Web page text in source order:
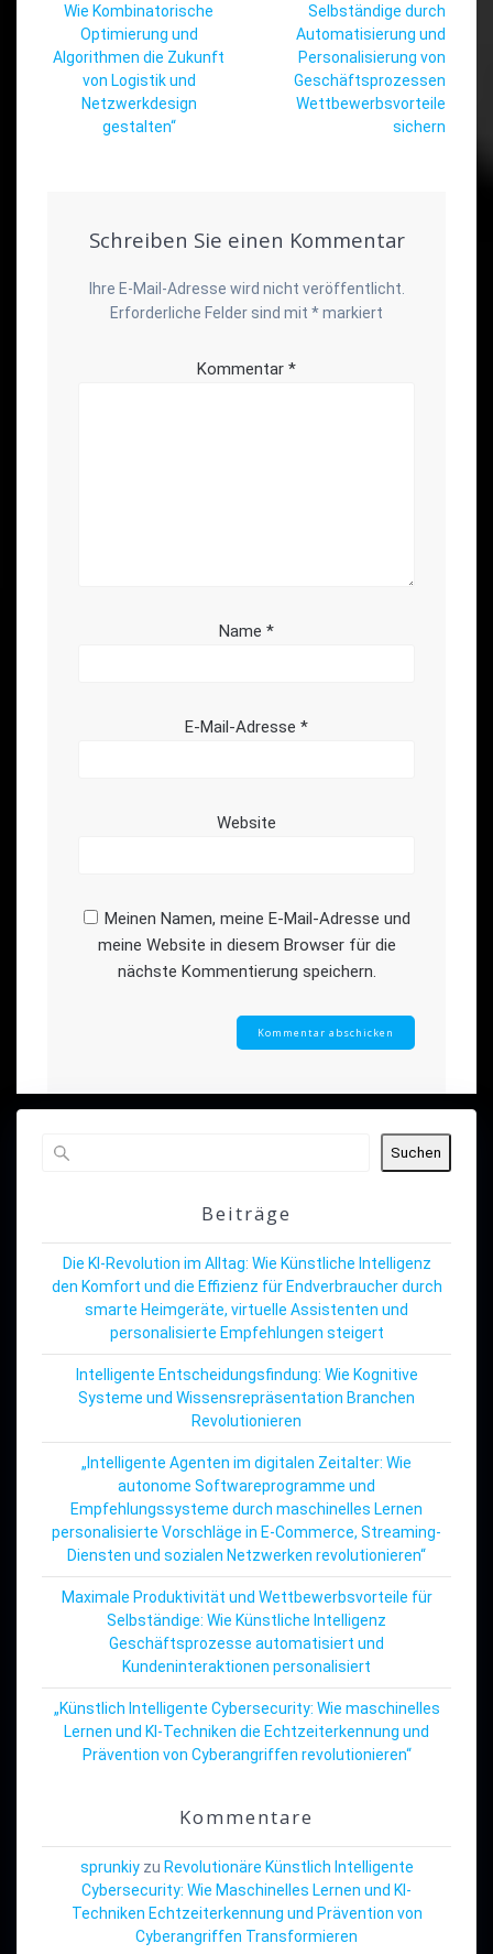
Wie Kombinatorische
Optimierung und
Algorithmen die Zukunft
von Logistik und
Netzwerkdesign
gestalten“
Selbständige durch
Automatisierung und
Personalisierung von
Geschäftsprozessen
Wettbewerbsvorteile
sichern
Schreiben Sie einen Kommentar
Ihre E-Mail-Adresse wird nicht veröffentlicht.
Erforderliche Felder sind mit *markiert
Kommentar *
Name *
E-Mail-Adresse *
Website
Meinen Namen, meine E-Mail-Adresse und
meine Website in diesem Browser für die
nächste Kommentierung speichern.
Suchen
Beiträge
Die KI-Revolution im Alltag: Wie Künstliche Intelligenz
den Komfort und die Effizienz für Endverbraucher durch
smarte Heimgeräte, virtuelle Assistenten und
personalisierte Empfehlungen steigert
Intelligente Entscheidungsfindung: Wie Kognitive
Systeme und Wissensrepräsentation Branchen
Revolutionieren
„Intelligente Agenten im digitalen Zeitalter: Wie
autonome Softwareprogramme und
Empfehlungssysteme durch maschinelles Lernen
personalisierte Vorschläge in E-Commerce, Streaming-
Diensten und sozialen Netzwerken revolutionieren“
Maximale Produktivität und Wettbewerbsvorteile für
Selbständige: Wie Künstliche Intelligenz
Geschäftsprozesse automatisiert und
Kundeninteraktionen personalisiert
„Künstlich Intelligente Cybersecurity: Wie maschinelles
Lernen und KI-Techniken die Echtzeiterkennung und
Prävention von Cyberangriffen revolutionieren“
Kommentare
sprunkiyzu Revolutionäre Künstlich Intelligente
Cybersecurity: Wie Maschinelles Lernen und KI-
Techniken Echtzeiterkennung und Prävention von
Cyberangriffen Transformieren